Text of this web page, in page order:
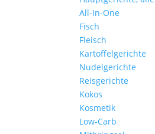
All-In-One
Fisch
Fleisch
Kartoffelgerichte
Nudelgerichte
Reisgerichte
Kokos
Kosmetik
Low-Carb